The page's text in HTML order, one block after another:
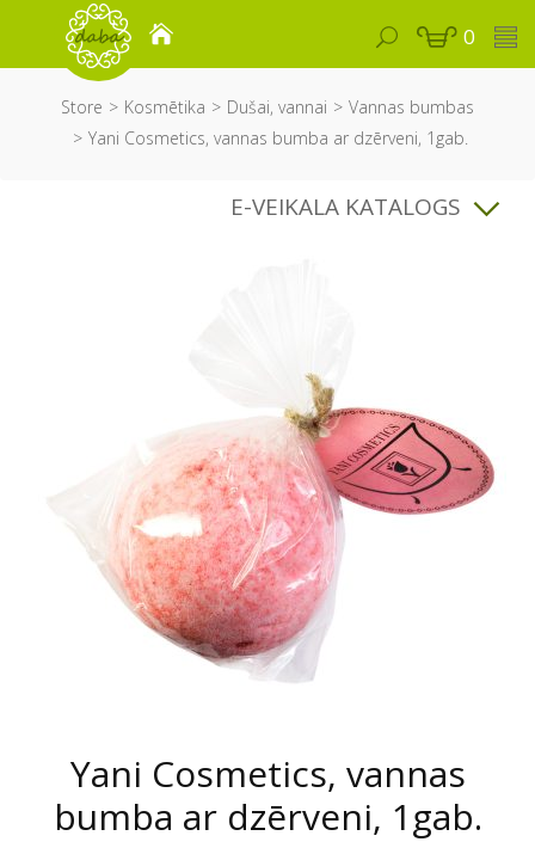
0
Store Kosmētika Dušai, vannai
Vannas bumbas
Yani Cosmetics, vannas bumba ar dzērveni, 1gab.
E-VEIKALA KATALOGS
Yani Cosmetics, vannas
bumba ar dzērveni, 1gab.